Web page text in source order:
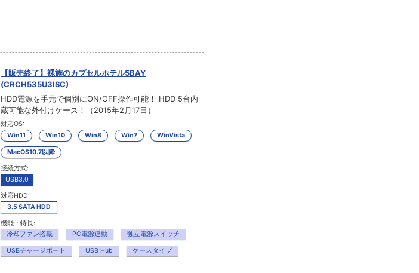
【販売終了】裸族のカプセルホテル5BAY
(CRCH535U3ISC)
HDD電源を手元で個別にON/OFF操作可能！ HDD 5台内
蔵可能な外付けケース！（2015年2月17日）
対応OS:
Win11
Win10 Win8 Win7 WinVista
MacOS10.7以降
接続方式:
USB3.0
対応HDD:
3.5 SATA HDD
機能・特長:
冷却ファン搭載
PC電源連動 独立電源スイッチ
USBチャージポート USB Hub ケースタイプ